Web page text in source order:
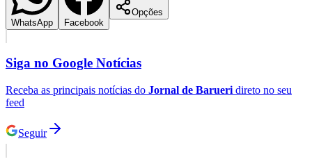
São Paulo
WhatsApp Facebook
Opções
Siga no Google Notícias
Receba as principais notícias do Jornal de Barueri direto no seu
feed
Seguir